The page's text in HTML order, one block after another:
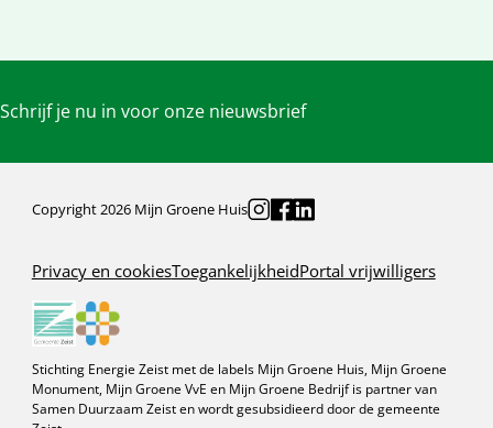
Schrijf je nu in voor onze nieuwsbrief
Copyright 2026 Mijn Groene Huis
Privacy en cookiesToegankelijkheidPortal vrijwilligers
Stichting Energie Zeist met de labels Mijn Groene Huis, Mijn Groene
Monument, Mijn Groene VvE en Mijn Groene Bedrijf is partner van
Samen Duurzaam Zeist en wordt gesubsidieerd door de gemeente